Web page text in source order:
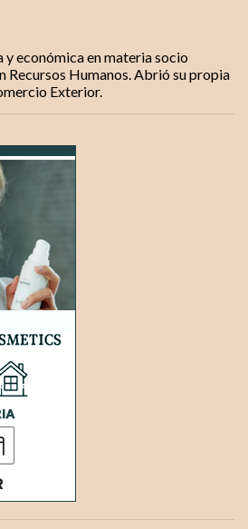
y económica en materia socio
Recursos Humanos. Abrió su propia
Exterior.